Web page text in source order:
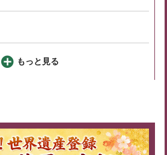
もっと見る